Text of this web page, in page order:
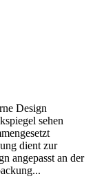
Design
sehen
dient zur
angepasst an der